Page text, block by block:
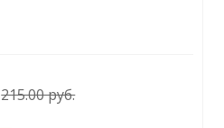
215.00 руб.